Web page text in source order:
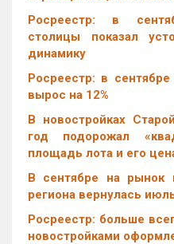
Росреестр: в
столицы показал
динамику
Росреестр: в
вырос на 12%
В новостройках
год подорожал
площадь лота и его
В сентябре на рынок
региона вернулась
Росреестр: больше
новостройками